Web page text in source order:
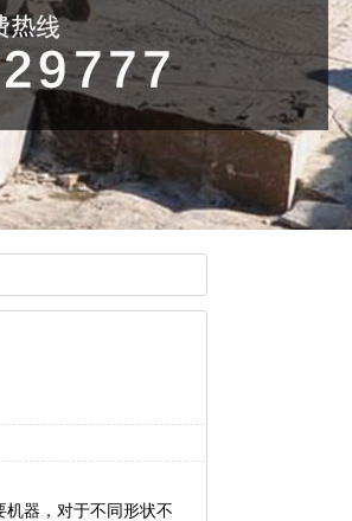
器，对于不同形状不